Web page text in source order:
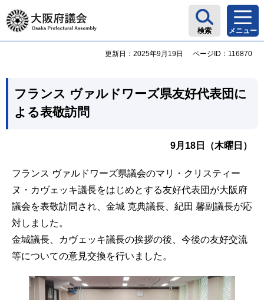
大阪府議会
検索 メニュー
更新日：2025年9月19日 ページID：116870
フランス ヴァルドワーズ県友好代表団に
よる表敬訪問
9月18日（木曜日）
フランス ヴァルドワーズ県議会のマリ・クリスティー
ヌ・カヴェッキ議長をはじめとする友好代表団が大阪府
議会を表敬訪問され、金城 克典議長、紀田 馨副議長が応
対しました。
金城議長、カヴェッキ議長の挨拶の後、今後の友好交流
等についての意見交換を行いました。